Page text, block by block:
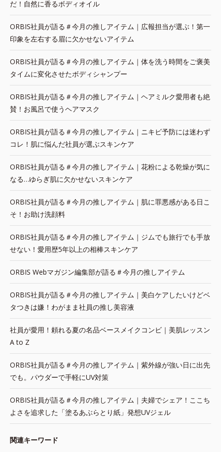
だ！自然に香るボディオイル
ORBIS社員が語る＃今月の推しアイテム｜広報担当が選ぶ！第一
印象を左右する眉に欠かせないアイテム
ORBIS社員が語る＃今月の推しアイテム｜体を洗う時間をご褒美
タイムに変化させたボディシャンプー
ORBIS社員が語る＃今月の推しアイテム｜ヘアミルク愛用者も絶
賛！お風呂で使うヘアマスク
ORBIS社員が語る＃今月の推しアイテム｜ニキビ予防には迷わず
コレ！肌に悩んだ社員が選ぶスキンケア
ORBIS社員が語る＃今月の推しアイテム｜花粉による乾燥が気に
なる…ゆらぎ肌に欠かせないスキンケア
ORBIS社員が語る＃今月の推しアイテム｜肌に罪悪感がある日こ
そ！お助け洗顔料
ORBIS社員が語る＃今月の推しアイテム｜ジムでも旅行でも手放
せない！愛用歴5年以上の相棒スキンケア
ORBIS Webマガジン編集部が語る＃今月の推しアイテム
ORBIS社員が語る＃今月の推しアイテム｜美白ケアしたいけどベ
タつきは嫌！わがまま社員の推し美容液
社員が愛用！頼れる夏の名品ベースメイクコンビ｜美肌レッスン
A to Z
ORBIS社員が語る＃今月の推しアイテム｜紫外線が強い日に出先
でも。パウダーで手軽にUV対策
ORBIS社員が語る＃今月の推しアイテム｜夫婦でシェア！ここち
よさを追求した「塗るあぶらとり紙」発想UVジェル
関連キーワード